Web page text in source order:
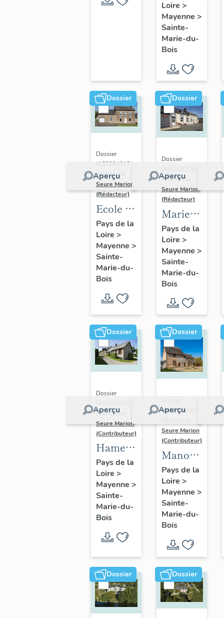
verrières
décoratives
(baies 5,
6, 9, 10,
13 et 14)
Loire >
Mayenne >
Sainte-
Marie-du-
Bois
Dossier
Aperçu
Dossier
IA53004317 |
Réalisé par
Seure Marion
(Rédacteur)
Ecole de
filles,
actuellement
maison,
24 rue
Jean-
François-
Dujarié
Pays de la
Loire >
Mayenne >
Sainte-
Marie-du-
Bois
Dossier
Aperçu
Dossier
Réalisé par
Seure Marion
(Rédacteur)
Marie-
école de
garçons
de
Sainte-
Marie-
du-Bois
Pays de la
Loire >
Mayenne >
Sainte-
Marie-du-
Bois
Dossier
Aperçu
Dossier
Réalisé par
Seure Marion
(Contributeur)
Hameau
de la
Beslinière
Pays de la
Loire >
Mayenne >
Sainte-
Marie-du-
Bois
Dossier
Aperçu
IA53004392 |
Seure Marion
(Contributeur)
Manoir
du Haut
Glandsemé,
actuellement
maison
Pays de la
Loire >
Mayenne >
Sainte-
Marie-du-
Bois
Dossier Dossier